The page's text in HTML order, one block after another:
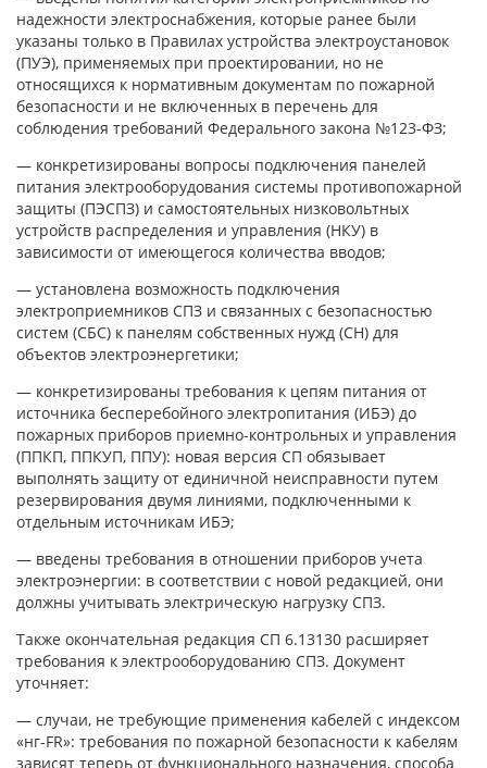
надежности электроснабжения, которые ранее были
указаны только в Правилах устройства электроустановок
(ПУЭ), применяемых при проектировании, но не
относящихся к нормативным документам по пожарной
безопасности и не включенных в перечень для
соблюдения требований Федерального закона №123-ФЗ;
— конкретизированы вопросы подключения панелей
питания электрооборудования системы противопожарной
защиты (ПЭСПЗ) и самостоятельных низковольтных
устройств распределения и управления (НКУ) в
зависимости от имеющегося количества вводов;
— установлена возможность подключения
электроприемников СПЗ и связанных с безопасностью
систем (СБС) к панелям собственных нужд (СН) для
объектов электроэнергетики;
— конкретизированы требования к цепям питания от
источника бесперебойного электропитания (ИБЭ) до
пожарных приборов приемно-контрольных и управления
(ППКП, ППКУП, ППУ): новая версия СП обязывает
выполнять защиту от единичной неисправности путем
резервирования двумя линиями, подключенными к
отдельным источникам ИБЭ;
— введены требования в отношении приборов учета
электроэнергии: в соответствии с новой редакцией, они
должны учитывать электрическую нагрузку СПЗ.
Также окончательная редакция СП 6.13130 расширяет
требования к электрооборудованию СПЗ. Документ
уточняет:
— случаи, не требующие применения кабелей с индексом
«нг-FR»: требования по пожарной безопасности к кабелям
зависят теперь от функционального назначения, способа